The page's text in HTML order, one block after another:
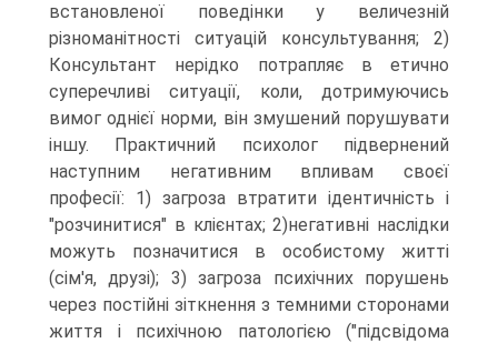
встановленої поведінки у величезній
різноманітності ситуацій консультування; 2)
Консультант нерідко потрапляє в етично
суперечливі ситуації, коли, дотримуючись
вимог однієї норми, він змушений порушувати
іншу. Практичний психолог підвернений
наступним негативним впливам своєї
професії: 1) загроза втратити ідентичність і
"розчинитися" в клієнтах; 2)негативні наслідки
можуть позначитися в особистому житті
(сім'я, друзі); 3) загроза психічних порушень
через постійні зіткнення з темними сторонами
життя і психічною патологією ("підсвідома